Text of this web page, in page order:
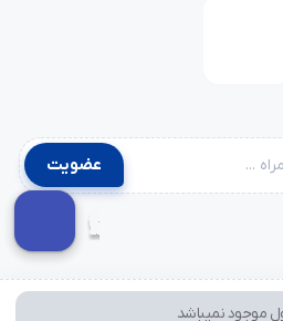
موجود نمیباشد
عضویت